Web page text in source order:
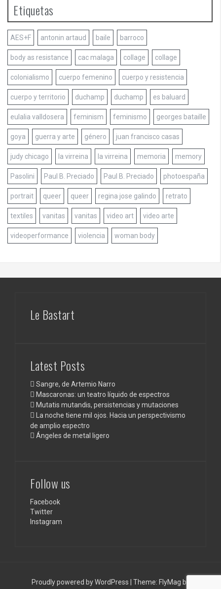
Etiquetas
AES+F antonin artaud baile barroco
body as resistance cac malaga collage collage
colonialismo cuerpo femenino cuerpo y resistencia
cuerpo y territorio duchamp duchamp es baluard
eulalia valldosera feminism feminismo georges bataille
goya guerra y arte género juan francisco casas
judy chicago la virreina la virreina memoria memory
Pasolini Paul B. Preciado Paul B. Preciado photoespaña
portrait queer queer regina jose galindo retrato
textiles vanitas vanitas video art video arte
videoperformance violencia woman body
Le Bastart
Latest Posts
Sangre, de Artemio Narro
Mascaronas: un teatro líquido de espectros
Mutatis mutandis, persistencias y mutaciones
La noche tiene mil ojos. Hacia un perspectivismo
de amplio espectro
Ángeles de metal ligero
Follow us
Facebook
Twitter
Instagram
Proudly powered by WordPress Theme: FlyMag by